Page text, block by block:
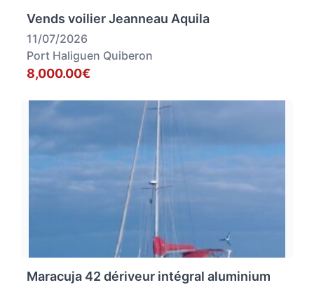
Vends voilier Jeanneau Aquila
11/07/2026
Port Haliguen Quiberon
8,000.00€
Maracuja 42 dériveur intégral aluminium